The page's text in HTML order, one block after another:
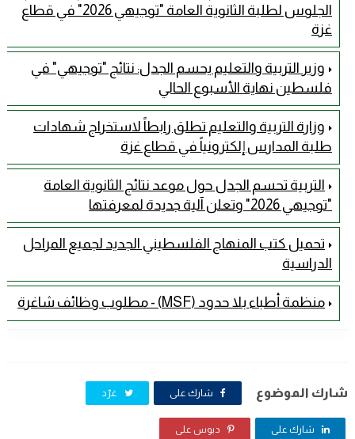
الجلوس لطلبة الثانوية العامة "توجيهي 2026" في قطاع
غزة
وزير التربية والتعليم يحسم الجدل: نتائج "توجيهي" في
فلسطين نهاية الأسبوع الحالي
وزارة التربية والتعليم تطلق رابطاً لاستخراج شهادات
طلبة المدارس إلكترونياً في قطاع غزة
التربية تحسم الجدل حول موعد نتائج الثانوية العامة
"توجيهي 2026" وتعلن آلية جديدة لمعرفتها
تحميل كتب المنهاج الفلسطيني الجديد لجميع المراحل
الدراسية
منظمة أطباء بلا حدود (MSF) - مطلوب وظائف شاغرة
شارك الموضوع شارك على غرّد
شارك على دبوس على